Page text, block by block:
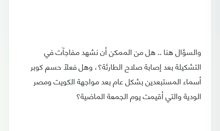
والسؤال هنا .. هل من الممكن أن نشهد مفاجآت في
التشكيلة بعد إصابة صلاح الطارئة؟، وهل فعلاً حسم كوبر
أسماء المستبعدين بشكل عام بعد مواجهة الكويت ومصر
الودية والتي أقيمت يوم الجمعة الماضية؟